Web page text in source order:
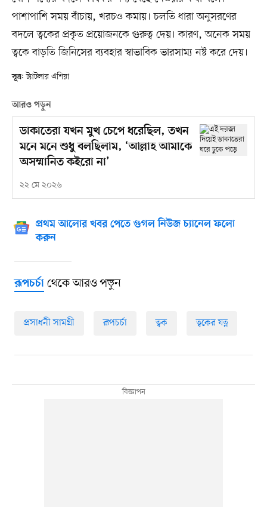
পাশাপাশি সময় বাঁচায়, খরচও কমায়। চলতি ধারা অনুসরণের
বদলে ত্বকের প্রকৃত প্রয়োজনকে গুরুত্ব দেয়। কারণ, অনেক সময়
ত্বকে বাড়তি জিনিসের ব্যবহার স্বাভাবিক ভারসাম্য নষ্ট করে দেয়।
সূত্র: ট্যাটলার এশিয়া
আরও পড়ুন
ডাকাতেরা যখন মুখ চেপে ধরেছিল, তখন
মনে মনে শুধু বলছিলাম, ‘আল্লাহ আমাকে
অসম্মানিত কইরো না’
২২ মে ২০২৬
প্রথম আলোর খবর পেতে গুগল নিউজ চ্যানেল ফলো
করুন
রূপচর্চাথেকে আরও পড়ুন
প্রসাধনী সামগ্রী রূপচর্চা ত্বক ত্বকের যত্ন